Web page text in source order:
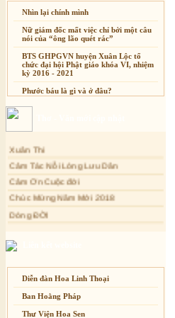
Nhìn lại chính mình
Nữ giám đốc mất việc chỉ bởi một câu
nói của “ông lão quét rác”
BTS GHPGVN huyện Xuân Lộc tổ
chức đại hội Phật giáo khóa VI, nhiệm
kỳ 2016 - 2021
Phước báu là gì và ở đâu?
Sự thương-ghét của con người
Nỗi lòng của các bệnh nhân nghèo
An Giang: Tịnh thất Quy Nguyên
phát quà từ thiện tại xã Cư Yang
Tịnh xá Ngọc Đăng khai giảng Thiền
dành cho Người bận rộn
Xuân Thi
Cảm Tác Nỗi Lòng Lưu Dân
Cảm Ơn Cuộc đời
Chúc Mừng Năm Mới 2018
Dòng ĐỜI
Chuông Ngân
Anh không chết đâu em
Kiếp này
Diễn đàn Hoa Linh Thoại
Ban Hoằng Pháp
Thư Viện Hoa Sen